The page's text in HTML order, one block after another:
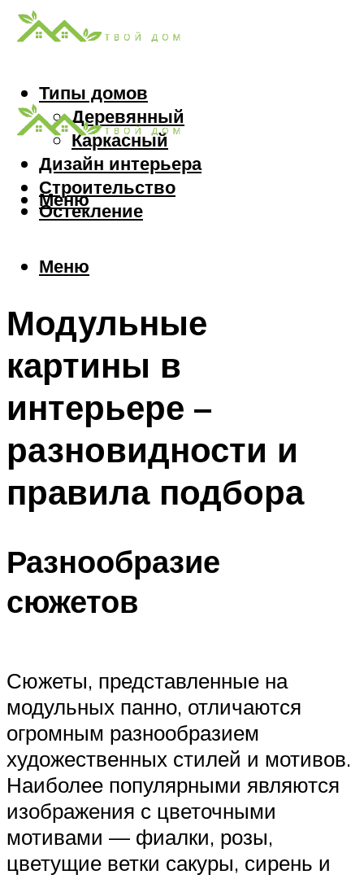
Типы домов
Деревянный
Каркасный
Дизайн интерьера
Строительство
Остекление
Меню
Меню
Модульные
картины в
интерьере –
разновидности и
правила подбора
Разнообразие
сюжетов
Сюжеты, представленные на
модульных панно, отличаются
огромным разнообразием
художественных стилей и мотивов.
Наиболее популярными являются
изображения с цветочными
мотивами — фиалки, розы,
цветущие ветки сакуры, сирень и